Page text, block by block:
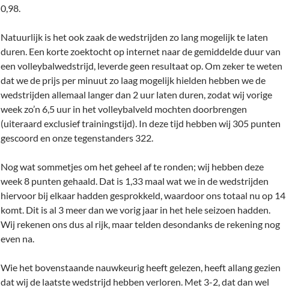
0,98.
Natuurlijk is het ook zaak de wedstrijden zo lang mogelijk te laten
duren. Een korte zoektocht op internet naar de gemiddelde duur van
een volleybalwedstrijd, leverde geen resultaat op. Om zeker te weten
dat we de prijs per minuut zo laag mogelijk hielden hebben we de
wedstrijden allemaal langer dan 2 uur laten duren, zodat wij vorige
week zo’n 6,5 uur in het volleybalveld mochten doorbrengen
(uiteraard exclusief trainingstijd). In deze tijd hebben wij 305 punten
gescoord en onze tegenstanders 322.
Nog wat sommetjes om het geheel af te ronden; wij hebben deze
week 8 punten gehaald. Dat is 1,33 maal wat we in de wedstrijden
hiervoor bij elkaar hadden gesprokkeld, waardoor ons totaal nu op 14
komt. Dit is al 3 meer dan we vorig jaar in het hele seizoen hadden.
Wij rekenen ons dus al rijk, maar telden desondanks de rekening nog
even na.
Wie het bovenstaande nauwkeurig heeft gelezen, heeft allang gezien
dat wij de laatste wedstrijd hebben verloren. Met 3-2, dat dan wel